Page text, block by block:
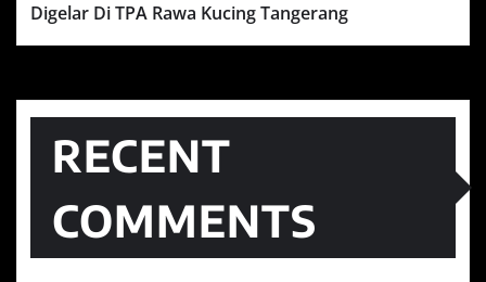
Digelar Di TPA Rawa Kucing Tangerang
RECENT
COMMENTS